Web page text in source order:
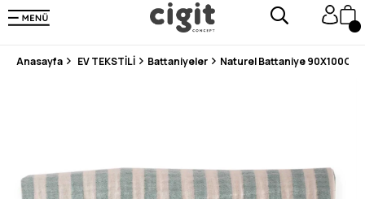
250.000'DEN FAZLA DEĞERLENDİRMEDE 5 ÜZERİNDEN 4.8 PUAN ALDI ⭐⭐⭐⭐⭐
3 MİLYONDAN FAZLA MUTLU MÜŞTERİ ❤️ 10 MİLYON ÜRÜN
Anasayfa EV TEKSTİLİ Battaniyeler Naturel Battaniye 90X100Cm